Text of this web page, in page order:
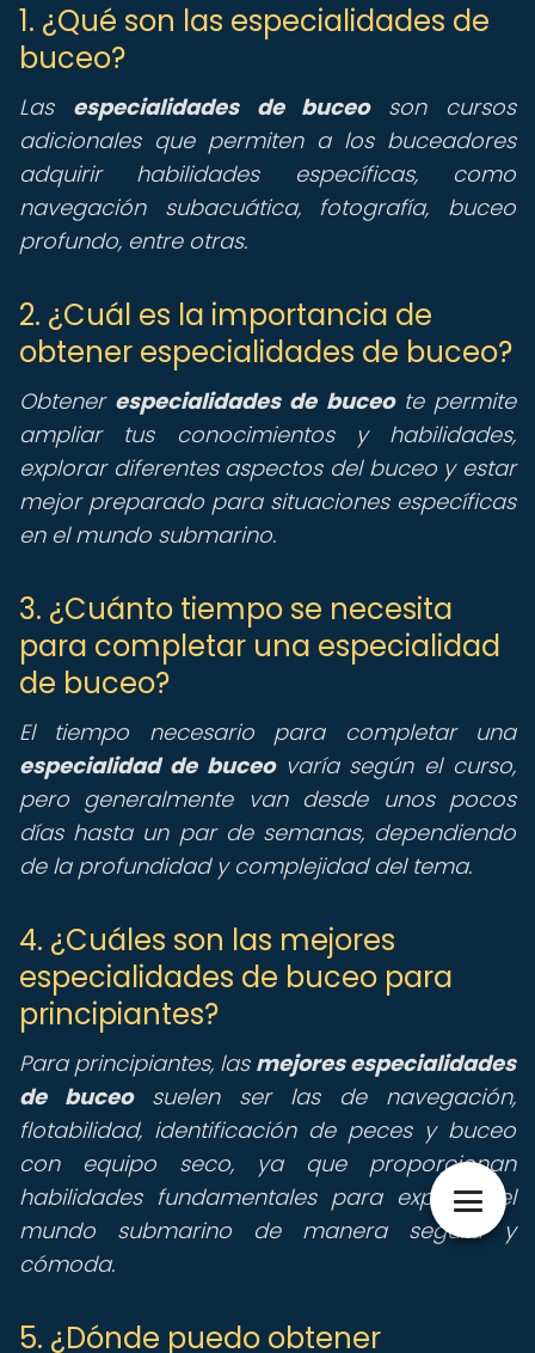
1. ¿Qué son las especialidades de
buceo?
Las especialidades de buceoson cursos
adicionales que permiten a los buceadores
adquirir habilidades específicas, como
navegación subacuática, fotografía, buceo
profundo, entre otras.
2. ¿Cuál es la importancia de
obtener especialidades de buceo?
Obtener especialidades de buceote permite
ampliar tus conocimientos y habilidades,
explorar diferentes aspectos del buceo y estar
mejor preparado para situaciones específicas
en el mundo submarino.
3. ¿Cuánto tiempo se necesita
para completar una especialidad
de buceo?
El tiempo necesario para completar una
especialidad de buceovaría según el curso,
pero generalmente van desde unos pocos
días hasta un par de semanas, dependiendo
de la profundidad y complejidad del tema.
4. ¿Cuáles son las mejores
especialidades de buceo para
principiantes?
Para principiantes, las mejores especialidades
de buceosuelen ser las de navegación,
flotabilidad, identificación de peces y buceo
con equipo seco, ya que proporcionan
habilidades fundamentales para explorar el
mundo submarino de manera segura y
cómoda.
5. ¿Dónde puedo obtener